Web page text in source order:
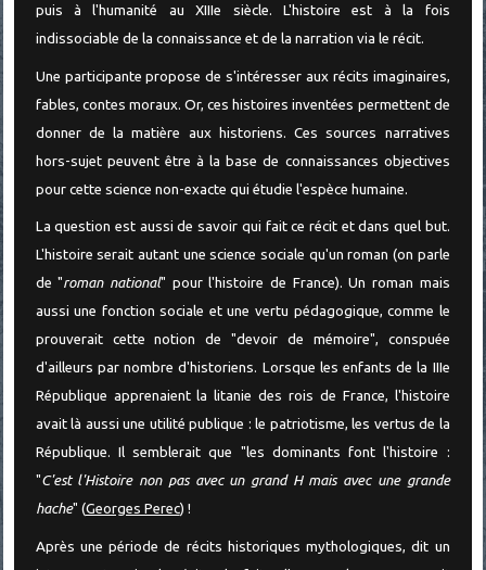
puis à l'humanité au XIIIe siècle. L'histoire est à la fois
indissociable de la connaissance et de la narration via le récit.
Une participante propose de s'intéresser aux récits imaginaires,
fables, contes moraux. Or, ces histoires inventées permettent de
donner de la matière aux historiens. Ces sources narratives
hors-sujet peuvent être à la base de connaissances objectives
pour cette science non-exacte qui étudie l'espèce humaine.
La question est aussi de savoir qui fait ce récit et dans quel but.
L'histoire serait autant une science sociale qu'un roman (on parle
de "roman national" pour l'histoire de France). Un roman mais
aussi une fonction sociale et une vertu pédagogique, comme le
prouverait cette notion de "devoir de mémoire", conspuée
d'ailleurs par nombre d'historiens. Lorsque les enfants de la IIIe
République apprenaient la litanie des rois de France, l'histoire
avait là aussi une utilité publique : le patriotisme, les vertus de la
République. Il semblerait que "les dominants font l'histoire :
"C'est l'Histoire non pas avec un grand H mais avec une grande
hache" (Georges Perec) !
Après une période de récits historiques mythologiques, dit un